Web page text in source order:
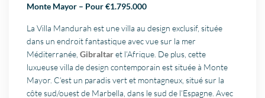
Monte Mayor – Pour €1.795.000
La Villa Mandurah est une villa au design exclusif, située
dans un endroit fantastique avec vue sur la mer
Méditerranée,Gibraltaret l’Afrique. De plus, cette
luxueuse villa de design contemporain est située à Monte
Mayor. C’est un paradis vert et montagneux, situé sur la
côte sud/ouest de Marbella, dans le sud de l’Espagne. Avec